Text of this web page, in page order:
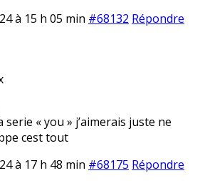
à 15 h 05 min #68132 Répondre
serie « you » j’aimerais juste ne
cest tout
à 17 h 48 min #68175 Répondre